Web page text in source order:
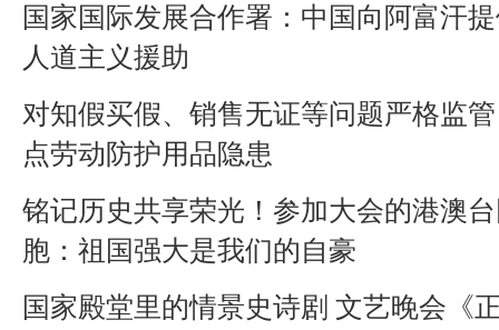
国家国际发展合作署：中国向阿富汗
人道主义援助
对知假买假、销售无证等问题严格监
点劳动防护用品隐患
铭记历史共享荣光！参加大会的港澳
胞：祖国强大是我们的自豪
国家殿堂里的情景史诗剧 文艺晚会《